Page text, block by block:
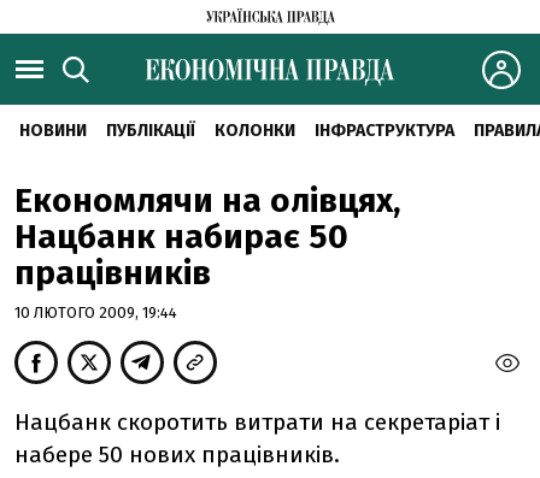
НОВИНИ ПУБЛІКАЦІЇ КОЛОНКИ ІНФРАСТРУКТУРА
Економлячи на олівцях,
Нацбанк набирає 50
працівників
10 ЛЮТОГО 2009, 19:44
Нацбанк скоротить витрати на секретаріат і
набере 50 нових працівників.